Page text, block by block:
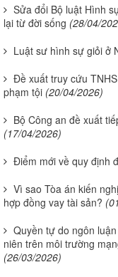
Sửa đổi Bộ luật Hình
lại từ đời sống (28/04/
Luật sư hình sự giỏi ở
Đề xuất truy cứu
phạm tội (20/04/2026)
Bộ Công an đề xuất
(17/04/2026)
Điểm mới về quy định
Vì sao Tòa án kiến
hợp đồng vay tài sản?
Quyền tự do ngôn
niên trên môi trường
(26/03/2026)